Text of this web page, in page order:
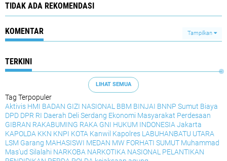
TIDAK ADA REKOMENDASI
KOMENTAR Tampilkan
TERKINI
LIHAT SEMUA
Tag Terpopuler
Aktivis HMI BADAN GIZI NASIONAL BBM BINJAI BNNP Sumut Biaya
DPD DPR RI Daerah Deli Serdang Ekonomi Masyarakat Perdesaan
GIBRAN RAKABUMING RAKA GNI HUKUM INDONESIA Jakarta
KAPOLDA KKN KNPI KOTA Kanwil Kapolres LABUHANBATU UTARA
LSM Garang MAHASISWI MEDAN MW FORHATI SUMUT Muhammad
Mas'ud Silalahi NARKOBA NARKOTIKA NASIONAL PELANTIKAN